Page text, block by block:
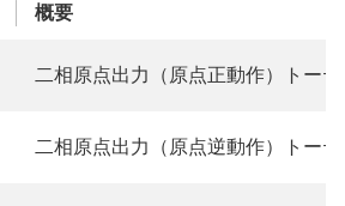
概要
二相原点出力（原点正動作）トー
二相原点出力（原点逆動作）トー